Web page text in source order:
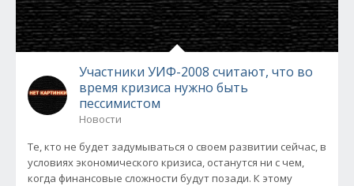
Участники УИФ-2008 считают, что во
время кризиса нужно быть
пессимистом
Новости
Те, кто не будет задумываться о своем развитии сейчас, в
условиях экономического кризиса, останутся ни с чем,
когда финансовые сложности будут позади. К этому